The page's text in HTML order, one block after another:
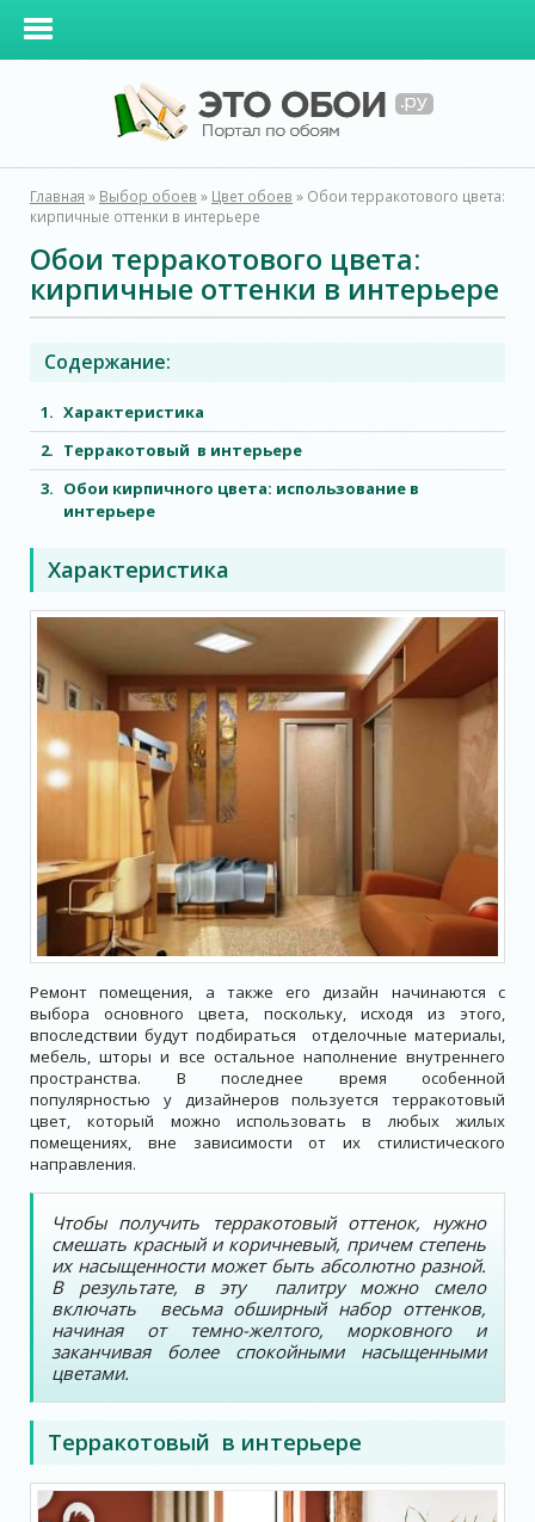
Главная » Выбор обоев » Цвет обоев » Обои терракотового цвета:
кирпичные оттенки в интерьере
Обои терракотового цвета:
кирпичные оттенки в интерьере
Содержание:
Характеристика
Терракотовый в интерьере
Обои кирпичного цвета: использование в
интерьере
Характеристика
Ремонт помещения, а также его дизайн начинаются с
выбора основного цвета, поскольку, исходя из этого,
впоследствии будут подбираться отделочные материалы,
мебель, шторы и все остальное наполнение внутреннего
пространства. В последнее время особенной
популярностью у дизайнеров пользуется терракотовый
цвет, который можно использовать в любых жилых
помещениях, вне зависимости от их стилистического
направления.
Чтобы получить терракотовый оттенок, нужно
смешать красный и коричневый, причем степень
их насыщенности может быть абсолютно разной.
В результате, в эту палитру можно смело
включать весьма обширный набор оттенков,
начиная от темно-желтого, морковного и
заканчивая более спокойными насыщенными
цветами.
Терракотовый в интерьере